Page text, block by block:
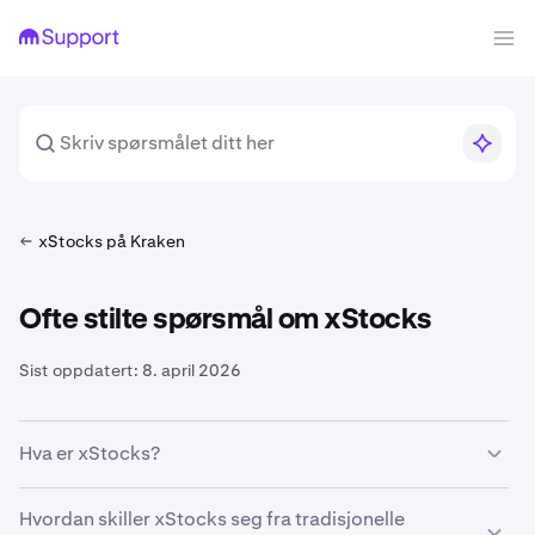
xStocks på Kraken
Ofte stilte spørsmål om xStocks
Sist oppdatert: 8. april 2026
Hva er xStocks?
xStocks er tokeniserte representasjoner av reelle
Hvordan skiller xStocks seg fra tradisjonelle